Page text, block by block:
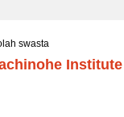
swasta